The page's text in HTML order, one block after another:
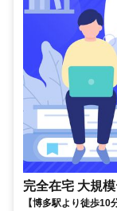
完全在宅 大規
【博多駅より徒歩